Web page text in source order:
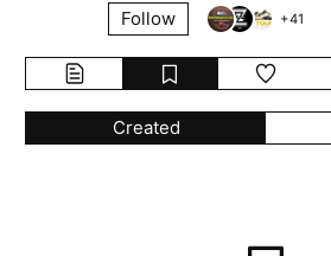
Follow
+41
Created